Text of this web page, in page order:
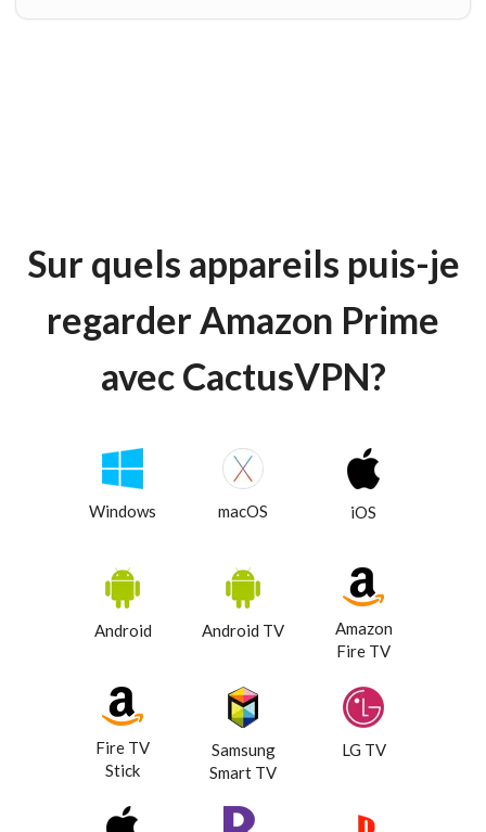
Sur quels appareils puis-je
regarderAmazon Prime
avec CactusVPN?
Windows macOS iOS
Android Android TV
Amazon
Fire TV
Fire TV
Stick
Samsung
Smart TV
LG TV